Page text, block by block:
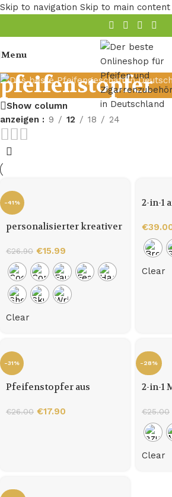
Skip to navigation Skip to main content
Menu
pfeifenstopfer
Show column
anzeigen
9 12 18 24
-41%
personalisierter kreativer
Bronze
€26.90 €15.99
Clear
2-in-1
€
Clear
-31%
Pfeifenstopfer aus
€26.00 €17.90
-28%
2-in-1
€25.00
Clear